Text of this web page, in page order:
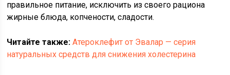
правильное питание, исключить из своего рациона
жирные блюда, копчености, сладости.
Читайте также: Атероклефит от Эвалар — серия
натуральных средств для снижения холестерина